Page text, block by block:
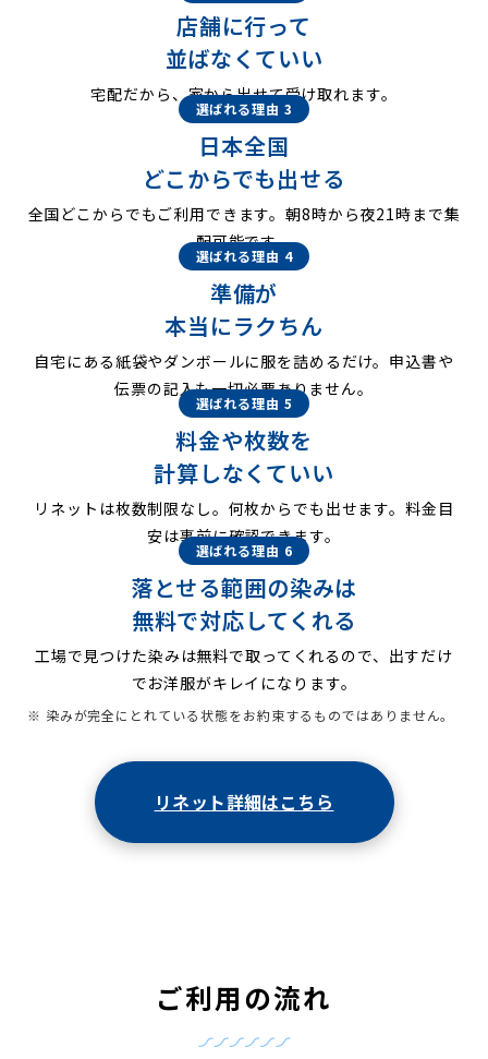
店舗に行って
並ばなくていい
宅配だから、家から出せて受け取れます。
選ばれる理由 3
日本全国
どこからでも出せる
全国どこからでもご利用できます。朝8時から夜21時まで集
配可能です。
選ばれる理由 4
準備が
本当にラクちん
自宅にある紙袋やダンボールに服を詰めるだけ。申込書や
伝票の記入も一切必要ありません。
選ばれる理由 5
料金や枚数を
計算しなくていい
リネットは枚数制限なし。何枚からでも出せます。料金目
安は事前に確認できます。
選ばれる理由 6
落とせる範囲の染みは
無料で対応してくれる
工場で見つけた染みは無料で取ってくれるので、出すだけ
でお洋服がキレイになります。
※ 染みが完全にとれている状態をお約束するものではありません。
リネット詳細はこちら
ご利用の流れ